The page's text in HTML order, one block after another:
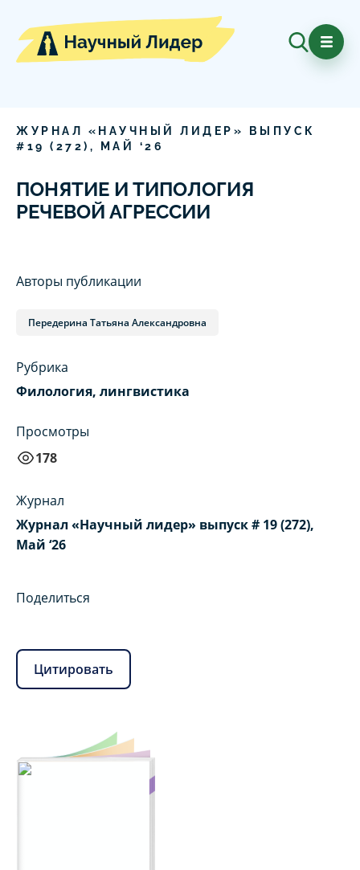
ЖУРНАЛ «НАУЧНЫЙ ЛИДЕР» ВЫПУСК
# 19 ( 272), МАЙ ‘26
ПОНЯТИЕ И ТИПОЛОГИЯ
РЕЧЕВОЙ АГРЕССИИ
Авторы публикации
Передерина Татьяна Александровна
Рубрика
Филология, лингвистика
Просмотры
178
Журнал
Журнал «Научный лидер» выпуск # 19 (272),
Май ‘26
Поделиться
Цитировать